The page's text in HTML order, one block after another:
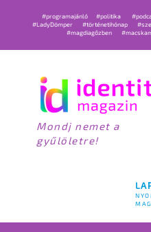
#programajánló #politika
#LadyDömper
#történetihónap
#magdiagőzben
Mondj nemet a
gyűlöletre!